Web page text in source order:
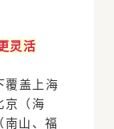
灵活
覆盖上海
京（海
南山、福